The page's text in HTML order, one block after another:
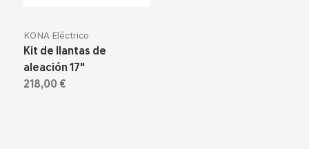
KONA Eléctrico
Kit de llantas de
aleación 17"
218,00 €